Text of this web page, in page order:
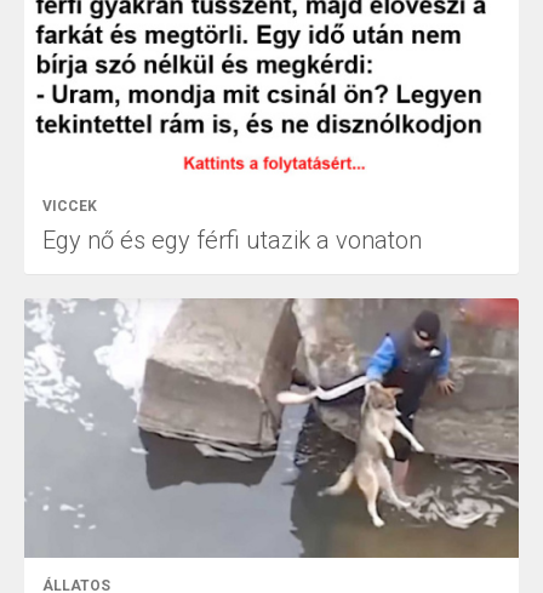
VICCEK
Egy nő és egy férfi utazik a vonaton
ÁLLATOS